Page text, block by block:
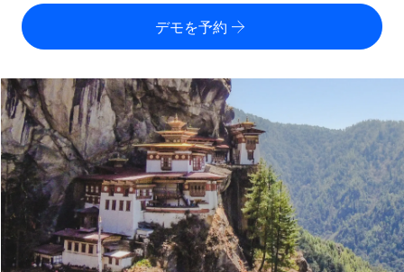
Contractor of Record
世界中の契約社員と法令を遵守して契約
世界中の契約社員をオンボーディングし、管理
PEO
複雑な雇用関連業務を外部委託
インフラ
Remote統合
人事機能をワークフローにシームレスに統合する
Remoteを他社と比較
成長の段階
スタートアップ
成長中の企業向けのアジャイルなグローバルHR・給与処理ソ
リューション
ミッドマーケット
カスタマイズされた人事ソリューションでチームを拡大する
従業員コスト計算ツール
契約社員の報酬計算ツール
グローバルな契約社員向けに、通貨オプションと支払スピー
ドを確認する
REMOTEで学習
リサーチおよびガイド
活用事例
English
Nederlands
Français
Deutsch
Español
ログイン
デモを予約